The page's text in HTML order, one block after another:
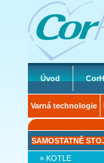
Úvod
Varná technologie
SAMOSTATNĚ
» KOTLE